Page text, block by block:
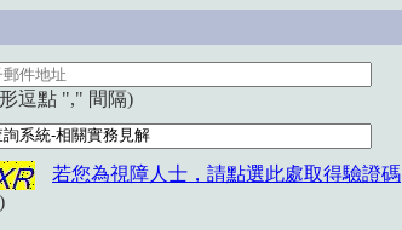
逗點 "," 間隔)
若您為視障人士，請點選此處取得驗證碼